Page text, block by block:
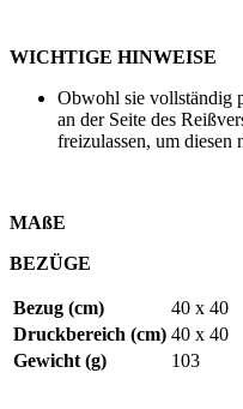
WICHTIGE HINWEISE
Obwohl sie vollständig
an der Seite des
freizulassen, um diesen
MAßE
BEZÜGE
Bezug (cm)
40 x 40
Druckbereich (cm) 40 x 40
Gewicht (g)
103